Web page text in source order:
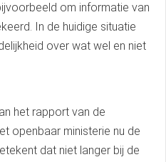
om informatie van
In de huidige situatie
over wat wel en niet
het rapport van de
openbaar ministerie nu de
dat niet langer bij de